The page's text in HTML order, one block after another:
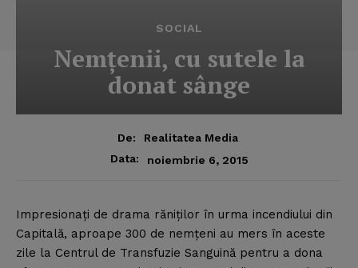
SOCIAL
Nemţenii, cu sutele la
donat sânge
De:
Realitatea Media
Data:
noiembrie 6, 2015
Impresionaţi de drama răniţilor în urma incendiului din
Capitală, aproape 300 de nemţeni au mers în aceste
zile la Centrul de Transfuzie Sanguină pentru a dona